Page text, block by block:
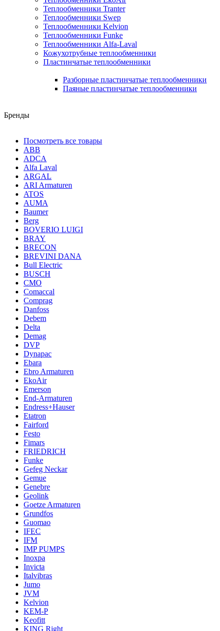
Теплообменники Tranter
Теплообменники Swep
Теплообменники Kelvion
Теплообменники Funke
Теплообменники Alfa-Laval
Кожухотрубные теплообменники
Пластинчатые теплообменники
Разборные пластинчатые теплообменники
Паяные пластинчатые теплообменники
Бренды
Посмотреть все товары
ABB
ADCA
Alfa Laval
ARGAL
ARI Armaturen
ATOS
AUMA
Baumer
Berg
BOVERIO LUIGI
BRAY
BRECON
BREVINI DANA
Bull Electric
BUSCH
CMO
Comaccal
Comprag
Danfoss
Debem
Delta
Demag
DVP
Dynapac
Ebara
Ebro Armaturen
EkoAir
Emerson
End-Armaturen
Endress+Hauser
Etatron
Fairford
Festo
Fimars
FRIEDRICH
Funke
Gefeg Neckar
Gemue
Genebre
Geolink
Goetze Armaturen
Grundfos
Guomao
IFEC
IFM
IMP PUMPS
Inoxpa
Invicta
Italvibras
Jumo
JVM
Kelvion
KEM-P
Keofitt
KING Right